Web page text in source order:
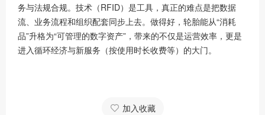
务与法规合规。技术（RFID）是工具，真正的难点是把数据
流、业务流程和组织配套同步上去。做得好，轮胎能从“消耗
品”升格为“可管理的数字资产”，带来的不仅是运营效率，更是
进入循环经济与新服务（按使用时长收费等）的大门。
加入收藏